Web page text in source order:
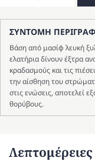
ποσότητα
ΣΥΝΤΟΜΗ
Βάση από μασίφ λευκή
ελατήρια δίνουν έξτρα
κραδασμούς και τις
την αίσθηση του
στις ενώσεις, αποτελεί
θορύβους.
Λεπτομέρειες